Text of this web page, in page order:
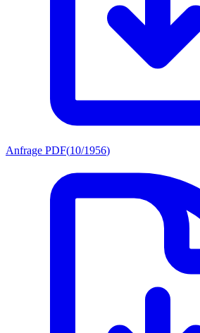
Anfrage PDF(10/1956)